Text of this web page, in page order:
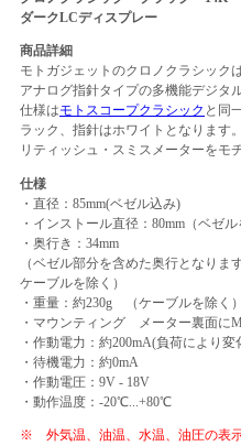
ダークLCディスプレー
商品詳細
モトガジェットのクロノクラシック
アナログ指針タイプの多機能デジタ
仕様はモトスコープクラシック と同
ラック、指針はホワイトとなります
リティッシュ・スミスメーターをモ
仕様
・直径：85mm(ベゼル込み)
・インストール直径：80mm（ベゼル
・奥行き：34mm
（ベゼル部分を含めた奥行となりま
ケーブルを除く）
・重量：約230g （ケーブルを除く）
・マウンティング メーター裏面に
・作動電力：約200mA(負荷により変
・待機電力：約0mA
・作動電圧：9V - 18V
・動作温度：-20℃...+80℃
※ 外気温、油温、水温、油圧の表